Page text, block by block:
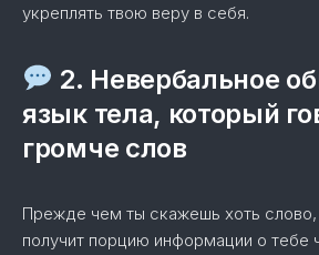
укреплять твою веру в себя.
2. Невербальное
язык тела, который
громче слов
Прежде чем ты скажешь хоть
получит порцию информации о тебе